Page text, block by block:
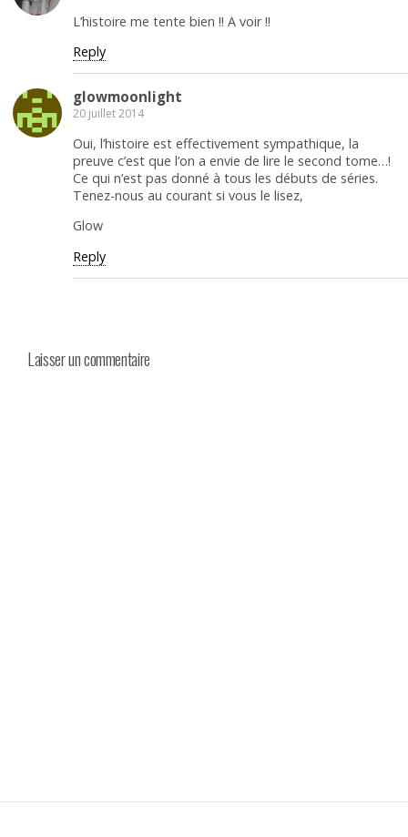
L’histoire me tente bien !! A voir !!
Reply
glowmoonlight
20 juillet 2014
Oui, l’histoire est effectivement sympathique, la
preuve c’est que l’on a envie de lire le second tome…!
Ce qui n’est pas donné à tous les débuts de séries.
Tenez-nous au courant si vous le lisez,
Glow
Reply
Laisser un commentaire